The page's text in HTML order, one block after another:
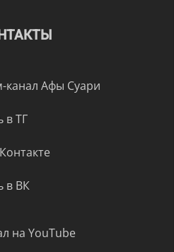
канал Афы Суари
в ТГ
в ВК
на YouTube